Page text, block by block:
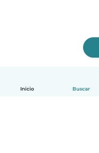
Inicio Buscar